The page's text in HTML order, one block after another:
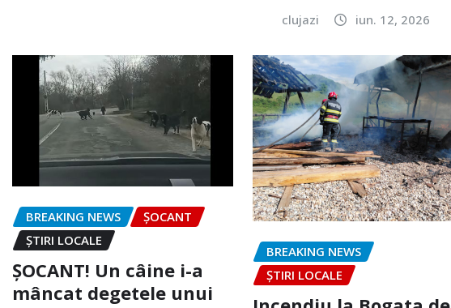
clujazi iun. 12, 2026
BREAKING NEWS
ȘOCANT
ȘTIRI LOCALE
ȘOCANT! Un câine i-a
mâncat degetele unui
BREAKING NEWS
ȘTIRI LOCALE